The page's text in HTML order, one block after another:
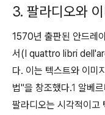
3. 팔라디오와
1570년 출판된 안드레
서(I quattro libri
다. 이는 텍스트와 이미
법"을 창조했다.1 알베
팔라디오는 시각적이